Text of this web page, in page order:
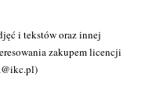
i tekstów oraz innej
zakupem licencji